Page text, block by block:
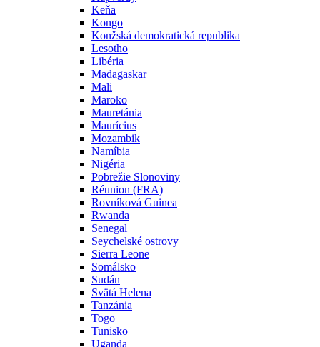
Keňa
Kongo
Konžská demokratická republika
Lesotho
Libéria
Madagaskar
Mali
Maroko
Mauretánia
Maurícius
Mozambik
Namíbia
Nigéria
Pobrežie Slonoviny
Réunion (FRA)
Rovníková Guinea
Rwanda
Senegal
Seychelské ostrovy
Sierra Leone
Somálsko
Sudán
Svätá Helena
Tanzánia
Togo
Tunisko
Uganda